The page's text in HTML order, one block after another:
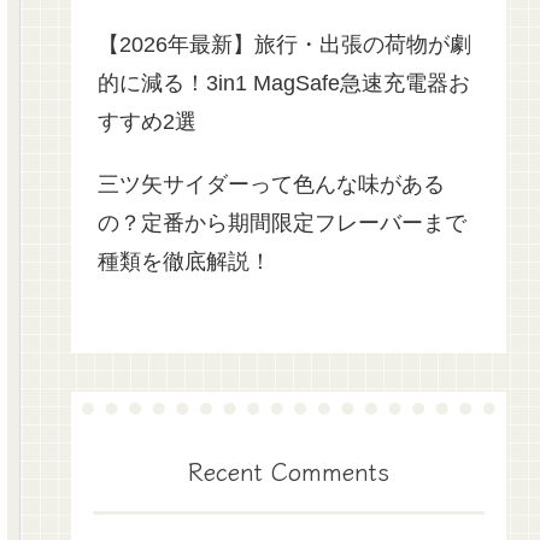
【2026年最新】旅行・出張の荷物が劇
的に減る！3in1 MagSafe急速充電器お
すすめ2選
三ツ矢サイダーって色んな味がある
の？定番から期間限定フレーバーまで
種類を徹底解説！
Recent Comments